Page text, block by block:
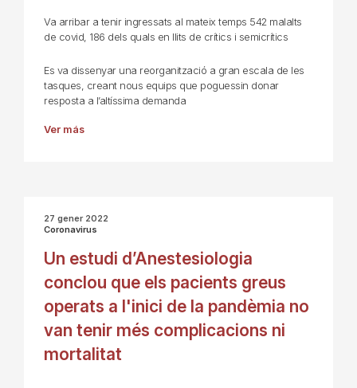
Va arribar a tenir ingressats al mateix temps 542 malalts
de covid, 186 dels quals en llits de crítics i semicrítics
Es va dissenyar una reorganització a gran escala de les
tasques, creant nous equips que poguessin donar
resposta a l’altíssima demanda
Ver más
27 gener 2022
Coronavirus
Un estudi d’Anestesiologia
conclou que els pacients greus
operats a l'inici de la pandèmia no
van tenir més complicacions ni
mortalitat